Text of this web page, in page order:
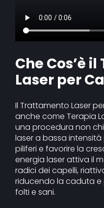
Che Cos’è
Laser per
Il Trattamento Laser
anche come Terapia
una procedura non
laser a bassa
piliferi e favorire la
energia laser attiva il
radici dei capelli,
riducendo la caduta
folti e sani.